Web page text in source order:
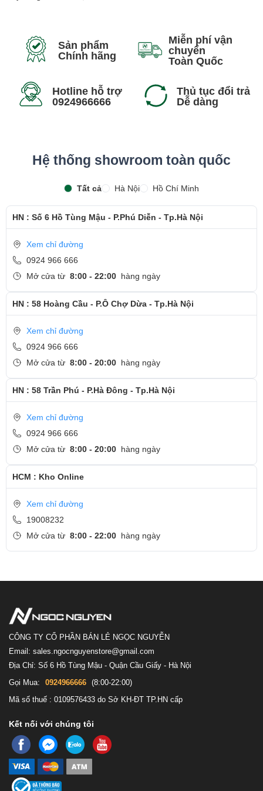
chuyên nghiệp. Công nghệ này cũng cung cấp các bộ lọc âm thanh
dụng: Xem phim, nghe nhạc, chơi game,...
Thiết kế đồ họa mượt mà
dòng laptop Dell. Vỏ máy làm bằng nhựa, bề mặt nhám tạo cảm
giác như kim loại cứng cáp, vừa sang trọng vừa cho cảm giác cầm
khá chắc tay. Độ dày 20,3 mm và nặng 1,9 kg tương đối dễ dàng
khi di chuyển.
Bảo mật vân tay
Với cảm biến vân tay được tích hợp sẵn, chiếc Dell Vostro 5581
giúp người dùng có thể mở máy nhanh hơn, an toàn hơn chỉ với 1
lần chạm.
hạn chế liệt phím hay bị màn hình đè lên trong quá trình gập máy.
Các phím cách nhau khoa học, phông chữ dễ nhìn, hành trình
phím sâu, độ nảy tốt, giúp gõ dễ dàng mà không cần dùng quá
nhiều lực, tốt cho cổ tay của người dùng.
Sản phẩm
Chính hãng
Miễn phí vận
chuyển
Toàn Quốc
Hotline hỗ trợ
0924966666
Thủ tục đổi trả
Dễ dàng
Hệ thống showroom toàn quốc
Tất cả Hà Nội Hồ Chí Minh
HN : Số 6 Hồ Tùng Mậu - P.Phú Diễn - Tp.Hà Nội
Xem chỉ đường
0924 966 666
Mở cửa từ 8:00 - 22:00 hàng ngày
HN : 58 Hoàng Cầu - P.Ô Chợ Dừa - Tp.Hà Nội
Xem chỉ đường
0924 966 666
Mở cửa từ 8:00 - 20:00 hàng ngày
HN : 58 Trần Phú - P.Hà Đông - Tp.Hà Nội
Xem chỉ đường
0924 966 666
Mở cửa từ 8:00 - 20:00 hàng ngày
HCM : Kho Online
Xem chỉ đường
19008232
Mở cửa từ 8:00 - 22:00 hàng ngày
CÔNG TY CỔ PHẦN BÁN LẺ NGỌC NGUYỄN
Email: sales.ngocnguyenstore@gmail.com
Địa Chỉ: Số 6 Hồ Tùng Mậu - Quận Cầu Giấy - Hà Nội
Gọi Mua:
0924966666 (8:00-22:00)
Mã số thuế : 0109576433 do Sở KH-ĐT TP.HN cấp
Kết nối với chúng tôi